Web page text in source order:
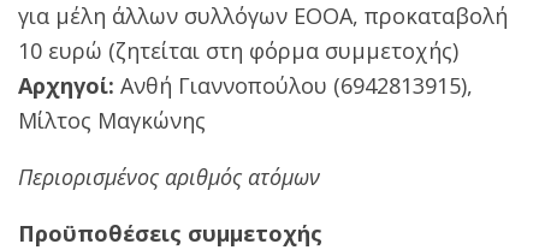
για μέλη άλλων συλλόγων ΕΟΟΑ, προκαταβολή
10 ευρώ (ζητείται στη φόρμα συμμετοχής)
Αρχηγοί: Ανθή Γιαννοπούλου (6942813915),
Μίλτος Μαγκώνης
Περιορισμένος αριθμός ατόμων
Προϋποθέσεις συμμετοχής